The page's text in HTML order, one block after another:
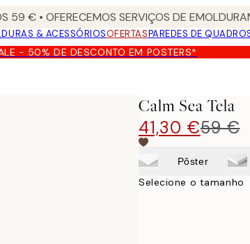
59 € • OFERECEMOS SERVIÇOS DE
& ACESSÓRIOSOFERTASPAREDES DE
- 50% DE DESCONTO EM POSTERS*
Calm Sea Tela
41,30 €59 €
Pôster
Selecione o tamanho